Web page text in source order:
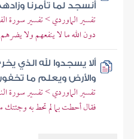
أنسجد لما تأمرنا
تفسير الماوردي > تفسير سورة
دون الله ما لا ينفعهم ولا
ألا يسجدوا لله الذي
والأرض ويعلم ما
تفسير الماوردي > تفسير سورة
فقال أحطت بما لم تحط به وجئتك